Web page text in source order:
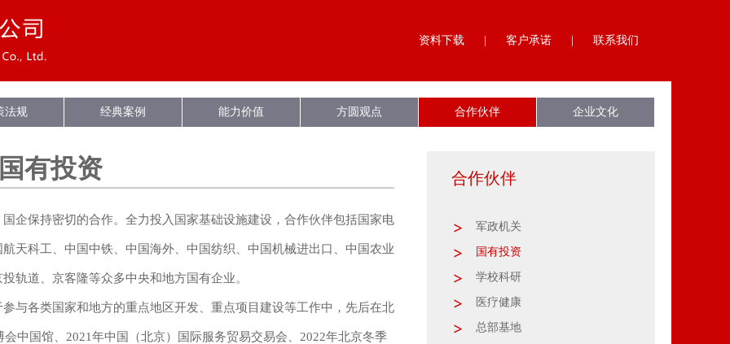
资料下载 客户承诺 联系我们
法规 经典案例 能力价值 方圆观点 合作伙伴 企业文化
有投资
企保持密切的合作。全力投入国家基础设施建设，合作伙伴包括国家电
天科工、中国中铁、中国海外、中国纺织、中国机械进出口、中国农业
轨道、京客隆等众多中央和地方国有企业。
与各类国家和地方的重点地区开发、重点项目建设等工作中，先后在北
中国馆、 2021年中国（北京）国际服务贸易交易会、 2022年北京冬季
合作伙伴
军政机关
国有投资
学校科研
医疗健康
总部基地